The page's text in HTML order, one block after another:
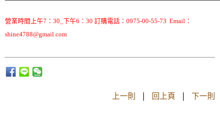
營業時間上午7：30_下午6：30 訂購電話：0975-00-55-73 Email：
shine4788@gmail.com
上一則 | 回上頁 | 下一則